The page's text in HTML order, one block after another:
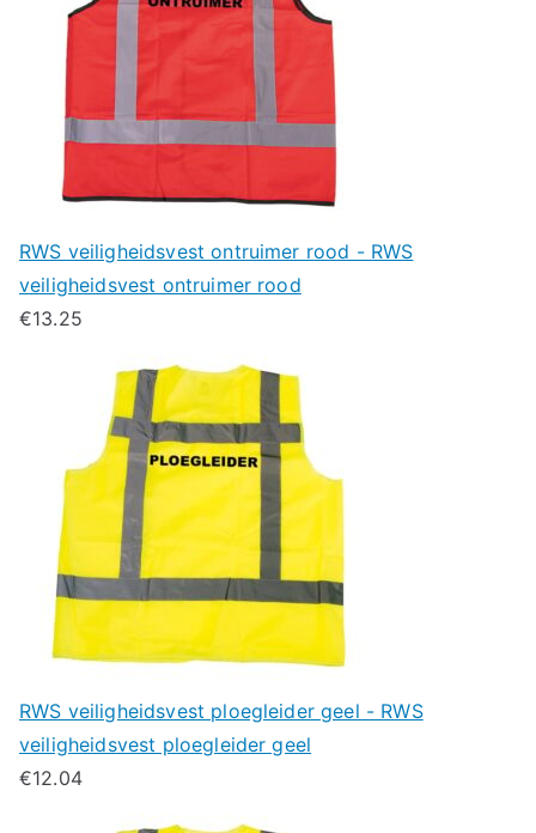
RWS veiligheidsvest ontruimer rood - RWS
veiligheidsvest ontruimer rood
€13.25
RWS veiligheidsvest ploegleider geel - RWS
veiligheidsvest ploegleider geel
€12.04